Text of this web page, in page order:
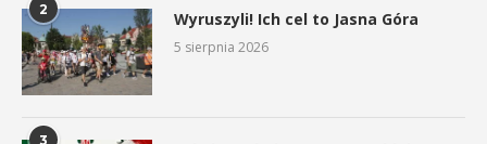
2 Wyruszyli! Ich cel to Jasna Góra
5 sierpnia 2026
3